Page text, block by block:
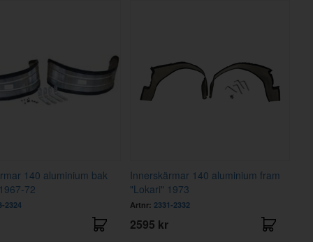
140 aluminium bak
72
2324
Innerskärmar 140 aluminium fram
"Lokari" 1973
Artnr: 2331-2332
2595 kr